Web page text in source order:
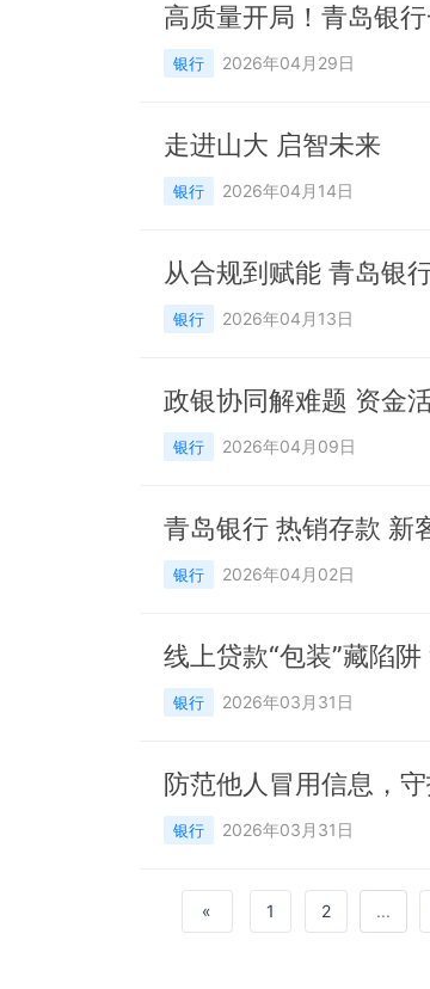
高质量开局！青岛银
银行 2026年04月29日
走进山大 启智未来
银行 2026年04月14日
从合规到赋能 青岛银
银行 2026年04月13日
银行 2026年04月09日
青岛银行 热销存款 新
银行 2026年04月02日
线上贷款“包装”藏陷
银行 2026年03月31日
防范他人冒用信息，
银行 2026年03月31日
« 1 2 ...